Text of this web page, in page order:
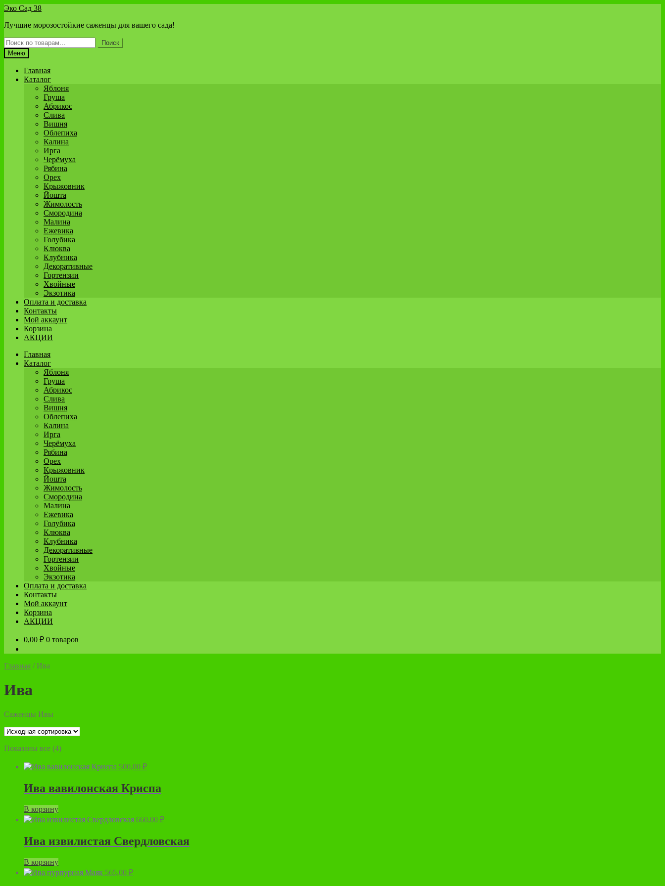
Перейти
навигации
Перейти
содержимому
Эко Сад 38
Лучшие морозостойкие саженцы для вашего сада!
Искать:
Поиск
Меню
Главная
Каталог
Яблоня
Груша
Абрикос
Слива
Вишня
Облепиха
Калина
Ирга
Черёмуха
Рябина
Орех
Крыжовник
Йошта
Жимолость
Смородина
Малина
Ежевика
Голубика
Клюква
Клубника
Декоративные
Гортензии
Хвойные
Экзотика
Оплата и доставка
Контакты
Мой аккаунт
Корзина
АКЦИИ
Главная
Каталог
Яблоня
Груша
Абрикос
Слива
Вишня
Облепиха
Калина
Ирга
Черёмуха
Рябина
Орех
Крыжовник
Йошта
Жимолость
Смородина
Малина
Ежевика
Голубика
Клюква
Клубника
Декоративные
Гортензии
Хвойные
Экзотика
Оплата и доставка
Контакты
Мой аккаунт
Корзина
АКЦИИ
0,00 ₽ 0 товаров
Главная /Ива
Ива
Саженцы Ивы
Показаны все (4)
500,00 ₽
Ива вавилонская Криспа
В корзину
660,00 ₽
Ива извилистая Свердловская
В корзину
565,00 ₽